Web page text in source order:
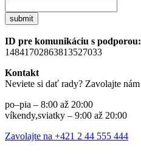
submit
ID pre komunikáciu s podporou:
14841702863813527033
Kontakt
Neviete si dať rady? Zavolajte nám
po–pia – 8:00 až 20:00
víkendy,sviatky – 9:00 až 20:00
Zavolajte na +421 2 44 555 444